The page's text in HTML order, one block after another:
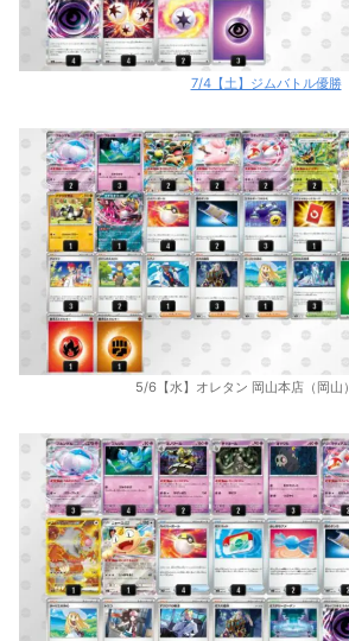
7/4【土】ジムバトル優勝
5/6【水】オレタン 岡山本店（岡山）